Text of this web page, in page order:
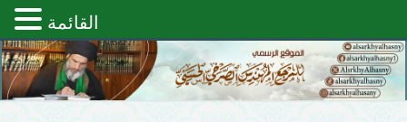
القائمة